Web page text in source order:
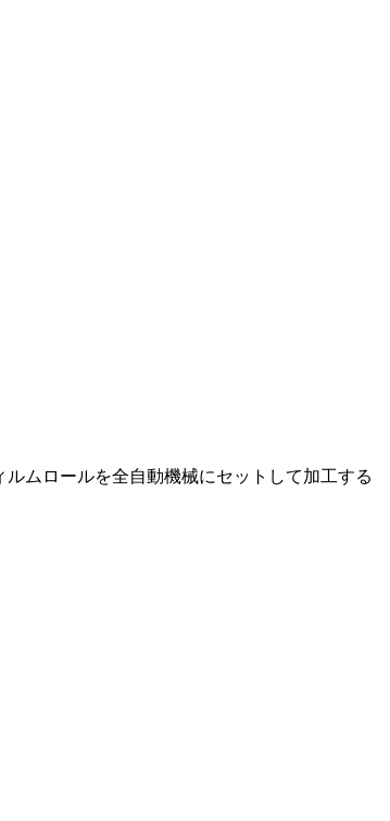
ムロールを全自動機械にセットして加工する